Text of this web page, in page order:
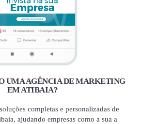
UMA AGÊNCIA DE MARKETING
EM ATIBAIA?
completas e personalizadas de
ajudando empresas como a sua a